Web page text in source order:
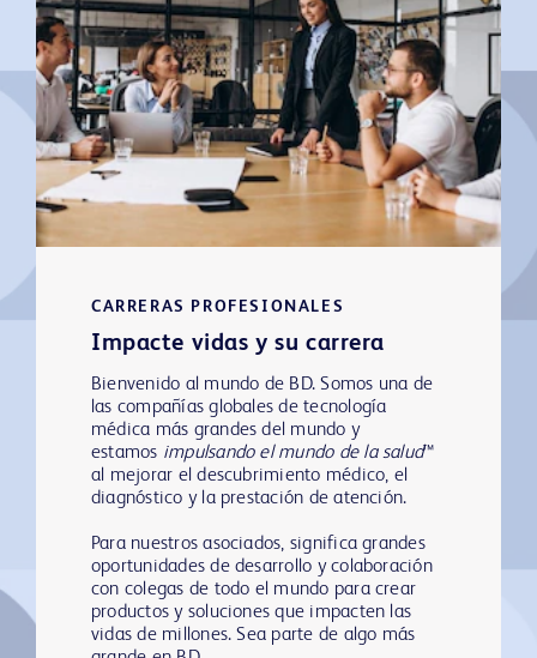
CARRERAS PROFESIONALES
Impacte vidas y su carrera
Bienvenido al mundo de BD. Somos una de
las compañías globales de tecnología
médica más grandes del mundo y
estamos impulsando el mundo de la salud™
al mejorar el descubrimiento médico, el
diagnóstico y la prestación de atención.
Para nuestros asociados, significa grandes
oportunidades de desarrollo y colaboración
con colegas de todo el mundo para crear
productos y soluciones que impacten las
vidas de millones. Sea parte de algo más